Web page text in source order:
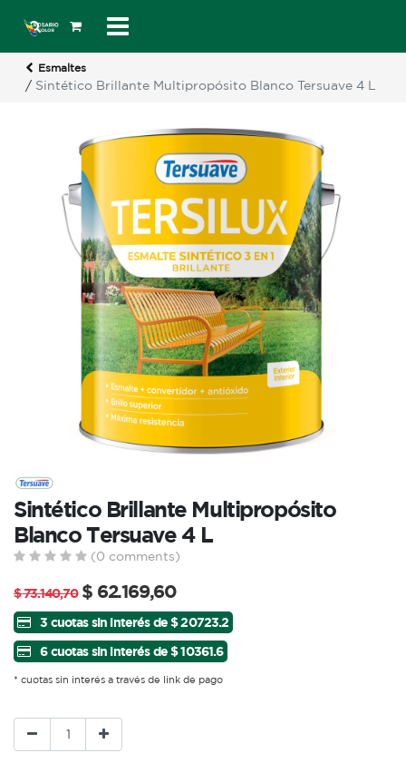
Esmaltes
/ Sintético Brillante Multipropósito Blanco Tersuave 4 L
Sintético Brillante Multipropósito
Blanco Tersuave 4 L
(0 comments)
$73.140,70 $ 62.169,60
3 cuotas sin interés de $ 20723.2
6 cuotas sin interés de $ 10361.6
* cuotas sin interés a través de link de pago